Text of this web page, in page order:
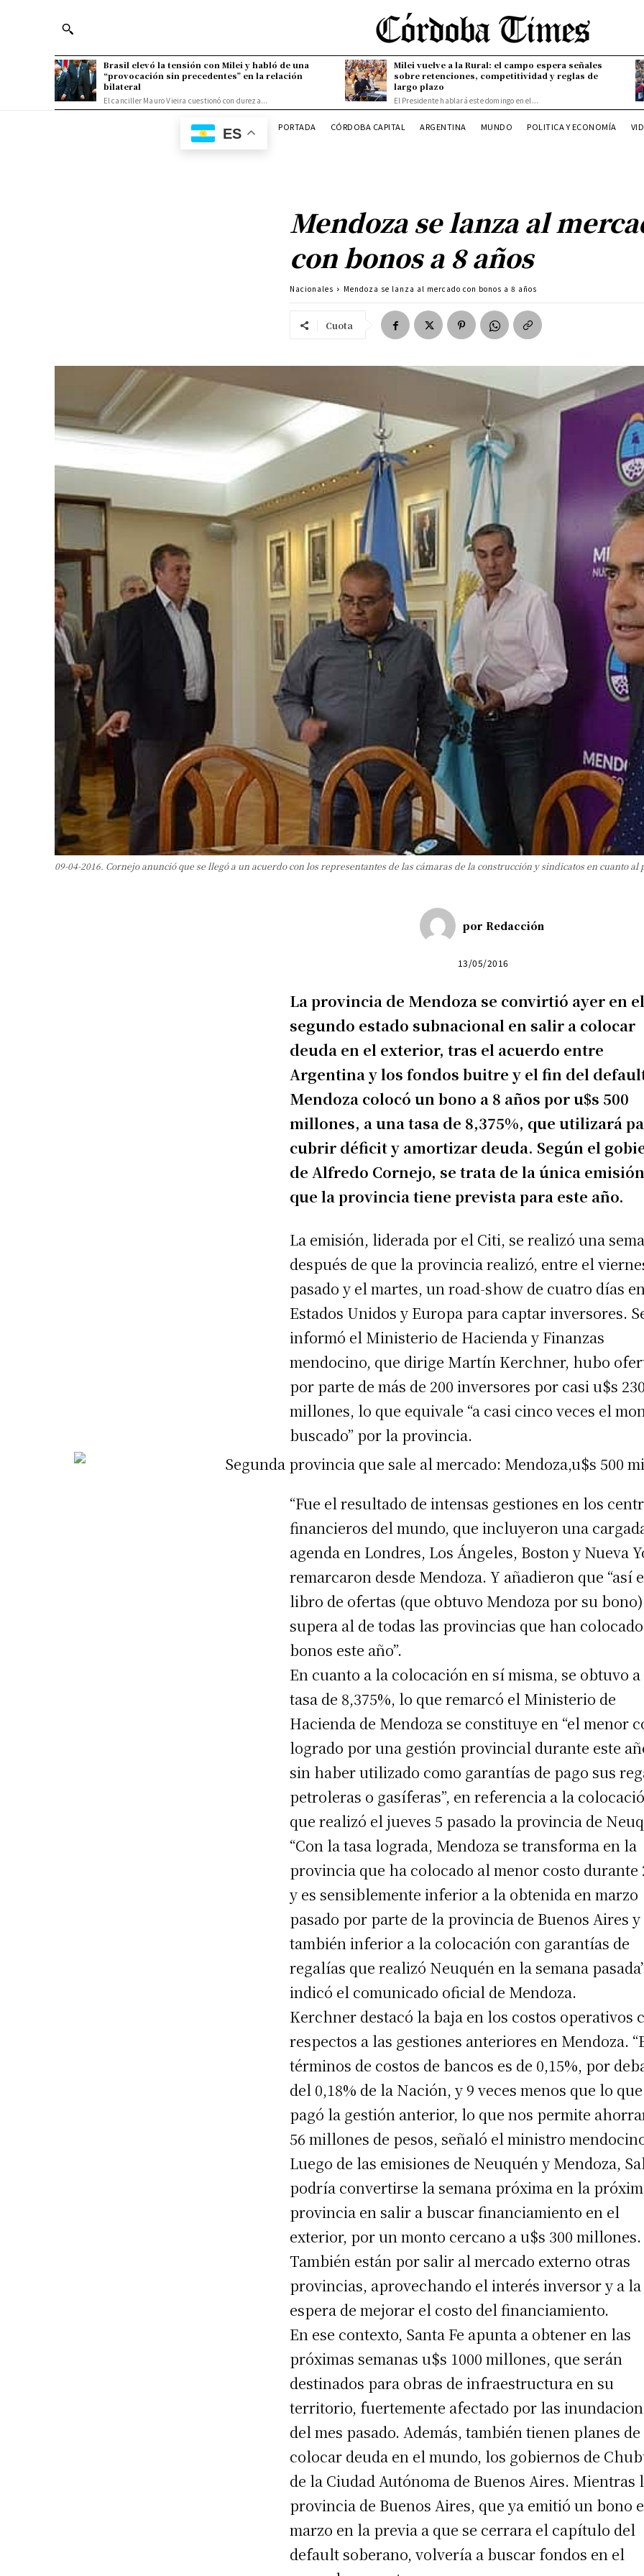
Brasil elevó la tensión con Milei y habló de una
“provocación sin precedentes” en la relación
bilateral
El canciller Mauro Vieira cuestionó con dureza...
Milei vuelve a la Rural: el campo espera señales
sobre retenciones, competitividad y reglas de
largo plazo
El Presidente hablará este domingo en el...
ES PORTADA CÓRDOBA CAPITAL ARGENTINA MUNDO POLITICA Y ECONOMÍA
Mendoza se lanza al
con bonos a 8 años
Nacionales Mendoza se lanza al mercado con bonos a 8 años
Cuota
09-04-2016. Cornejo anunció que se llegó a un acuerdo con los representantes de las cámaras de la construcción y sindicatos en cuanto al
por Redacción
13/05/2016
La provincia de Mendoza se convirtió ayer en el
segundo estado subnacional en salir a colocar
deuda en el exterior, tras el acuerdo entre
Argentina y los fondos buitre y el fin del
Mendoza colocó un bono a 8 años por u$s 500
millones, a una tasa de 8,375%, que utilizará
cubrir déficit y amortizar deuda. Según el
de Alfredo Cornejo, se trata de la única emisión
que la provincia tiene prevista para este año.
La emisión, liderada por el Citi, se realizó una
después de que la provincia realizó, entre el
pasado y el martes, un road-show de cuatro días en
Estados Unidos y Europa para captar inversores.
informó el Ministerio de Hacienda y Finanzas
mendocino, que dirige Martín Kerchner, hubo
por parte de más de 200 inversores por casi u$s
millones, lo que equivale “a casi cinco veces el
buscado” por la provincia.
“Fue el resultado de intensas gestiones en los
financieros del mundo, que incluyeron una
agenda en Londres, Los Ángeles, Boston y Nueva
remarcaron desde Mendoza. Y añadieron que “así
libro de ofertas (que obtuvo Mendoza por su bono)
supera al de todas las provincias que han colocado
bonos este año”.
En cuanto a la colocación en sí misma, se obtuvo
tasa de 8,375%, lo que remarcó el Ministerio de
Hacienda de Mendoza se constituye en “el menor
logrado por una gestión provincial durante este
sin haber utilizado como garantías de pago sus
petroleras o gasíferas”, en referencia a la
que realizó el jueves 5 pasado la provincia de
“Con la tasa lograda, Mendoza se transforma en la
provincia que ha colocado al menor costo durante
y es sensiblemente inferior a la obtenida en marzo
pasado por parte de la provincia de Buenos Aires y
también inferior a la colocación con garantías de
regalías que realizó Neuquén en la semana
indicó el comunicado oficial de Mendoza.
Kerchner destacó la baja en los costos operativos
respectos a las gestiones anteriores en Mendoza.
términos de costos de bancos es de 0,15%, por
del 0,18% de la Nación, y 9 veces menos que lo que
pagó la gestión anterior, lo que nos permite
56 millones de pesos, señaló el ministro
Luego de las emisiones de Neuquén y Mendoza,
podría convertirse la semana próxima en la
provincia en salir a buscar financiamiento en el
exterior, por un monto cercano a u$s 300 millones.
También están por salir al mercado externo otras
provincias, aprovechando el interés inversor y a la
espera de mejorar el costo del financiamiento.
En ese contexto, Santa Fe apunta a obtener en las
próximas semanas u$s 1000 millones, que serán
destinados para obras de infraestructura en su
territorio, fuertemente afectado por las
del mes pasado. Además, también tienen planes de
colocar deuda en el mundo, los gobiernos de
de la Ciudad Autónoma de Buenos Aires. Mientras
provincia de Buenos Aires, que ya emitió un bono
marzo en la previa a que se cerrara el capítulo del
default soberano, volvería a buscar fondos en el